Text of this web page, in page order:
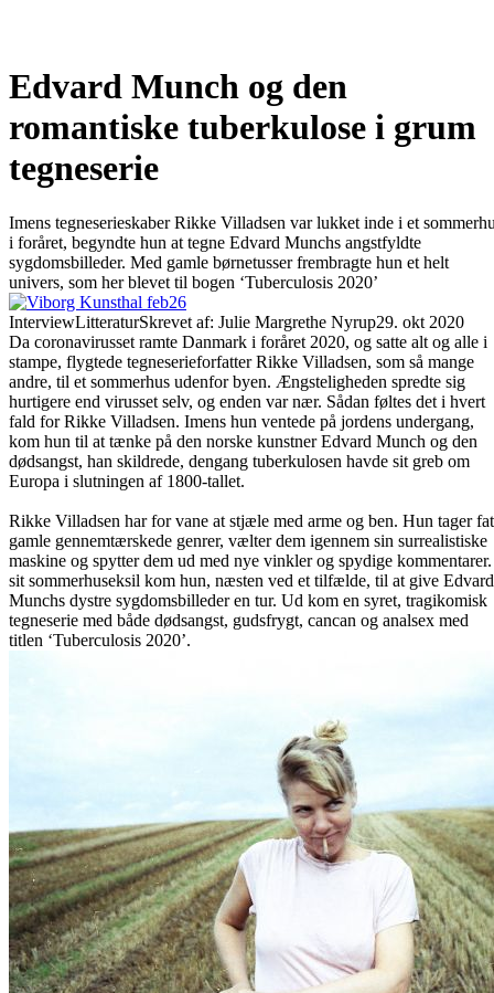
Edvard Munch og den
romantiske tuberkulose i grum
tegneserie
Imens tegneserieskaber Rikke Villadsen var lukket inde i et
i foråret, begyndte hun at tegne Edvard Munchs angstfyldte
sygdomsbilleder. Med gamle børnetusser frembragte hun et helt
univers, som her blevet til bogen ‘Tuberculosis 2020’
InterviewLitteraturSkrevet af: Julie Margrethe Nyrup29. okt 2020
Da coronavirusset ramte Danmark i foråret 2020, og satte alt og alle i
stampe, flygtede tegneserieforfatter Rikke Villadsen, som så mange
andre, til et sommerhus udenfor byen. Ængsteligheden spredte sig
hurtigere end virusset selv, og enden var nær. Sådan føltes det i hvert
fald for Rikke Villadsen. Imens hun ventede på jordens undergang,
kom hun til at tænke på den norske kunstner Edvard Munch og den
dødsangst, han skildrede, dengang tuberkulosen havde sit greb om
Europa i slutningen af 1800-tallet.
Rikke Villadsen har for vane at stjæle med arme og ben. Hun tager
gamle gennemtærskede genrer, vælter dem igennem sin surrealistiske
maskine og spytter dem ud med nye vinkler og spydige
sit sommerhuseksil kom hun, næsten ved et tilfælde, til at give Edvard
Munchs dystre sygdomsbilleder en tur. Ud kom en syret, tragikomisk
tegneserie med både dødsangst, gudsfrygt, cancan og analsex med
titlen ‘Tuberculosis 2020’.